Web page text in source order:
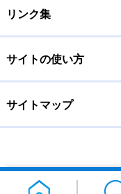
リンク集
サイトの使い方
サイトマップ